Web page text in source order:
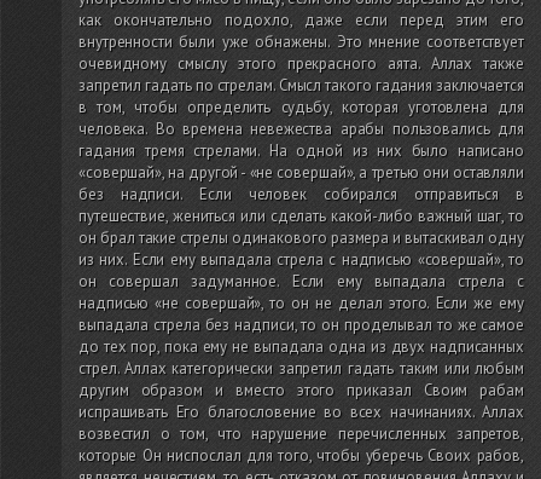
как окончательно подохло, даже если перед этим его
внутренности были уже обнажены. Это мнение соответствует
очевидному смыслу этого прекрасного аята. Аллах также
запретил гадать по стрелам. Смысл такого гадания заключается
в том, чтобы определить судьбу, которая уготовлена для
человека. Во времена невежества арабы пользовались для
гадания тремя стрелами. На одной из них было написано
«совершай», на другой - «не совершай», а третью они оставляли
без надписи. Если человек собирался отправиться в
путешествие, жениться или сделать какой-либо важный шаг, то
он брал такие стрелы одинакового размера и вытаскивал одну
из них. Если ему выпадала стрела с надписью «совершай», то
он совершал задуманное. Если ему выпадала стрела с
надписью «не совершай», то он не делал этого. Если же ему
выпадала стрела без надписи, то он проделывал то же самое
до тех пор, пока ему не выпадала одна из двух надписанных
стрел. Аллах категорически запретил гадать таким или любым
другим образом и вместо этого приказал Своим рабам
испрашивать Его благословение во всех начинаниях. Аллах
возвестил о том, что нарушение перечисленных запретов,
которые Он ниспослал для того, чтобы уберечь Своих рабов,